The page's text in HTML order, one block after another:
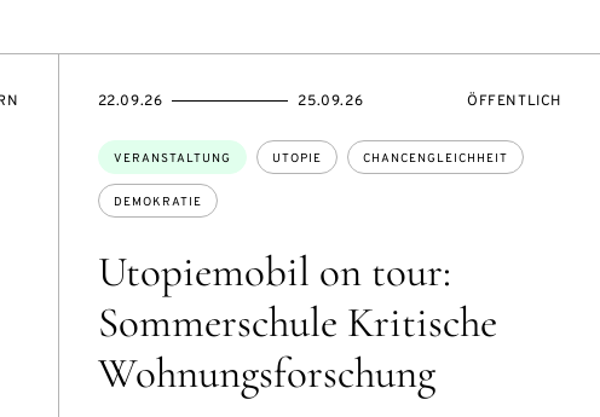
Utopiemobil on tour:
Sommerschule Kritische
Wohnungsforschung
Themen:
VERANSTALTUNG UTOPIE CHANCENGLEICHHEIT
DEMOKRATIE
EVENTBEGINSON
22.09.26
EVENTENDSON 25.09.26 ÖFFENTLICH